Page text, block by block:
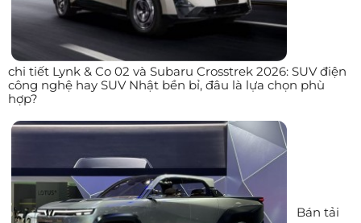
chi tiết Lynk & Co 02 và Subaru Crosstrek 2026: SUV điện
công nghệ hay SUV Nhật bền bỉ, đâu là lựa chọn phù
hợp?
Bán tải